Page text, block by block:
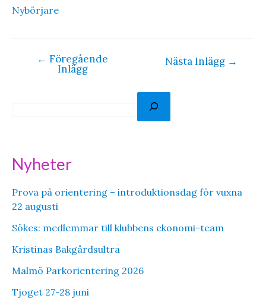
Nybörjare
Inläggsnavigering
← Föregående
Inlägg
Nästa Inlägg →
Nyheter
Prova på orientering – introduktionsdag för vuxna
22 augusti
Sökes: medlemmar till klubbens ekonomi-team
Kristinas Bakgårdsultra
Malmö Parkorientering 2026
Tjoget 27-28 juni